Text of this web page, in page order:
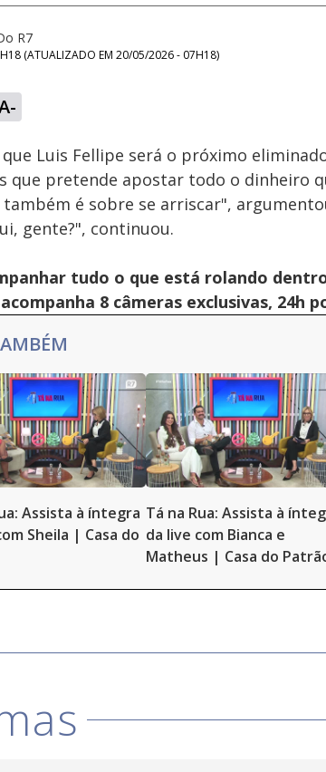
R7
(ATUALIZADO EM 20/05/2026 - 07H18)
que Luis Fellipe será o próximo
que pretende apostar todo o dinheiro
também é sobre se arriscar",
gente?", continuou.
tudo o que está rolando
8 câmeras exclusivas, 24h
Assista à íntegra
Sheila | Casa do
Tá na Rua: Assista à
da live com Bianca e
Matheus | Casa do